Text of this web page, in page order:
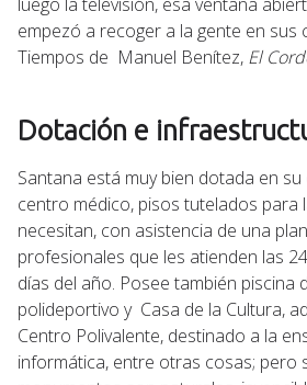
empezó a recoger a la gente en sus
Tiempos de Manuel Benítez, El
Dotación e
Santana está muy bien dotada en
centro médico, pisos tutelados para
necesitan, con asistencia de una
profesionales que les atienden las
días del año. Posee también piscina
polideportivo y Casa de la Cultura,
Centro Polivalente, destinado a la
informática, entre otras cosas; pero